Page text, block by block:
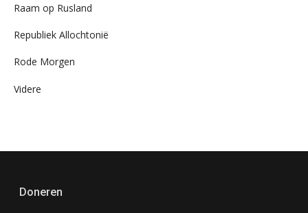
Raam op Rusland
Republiek Allochtonië
Rode Morgen
Videre
Doneren